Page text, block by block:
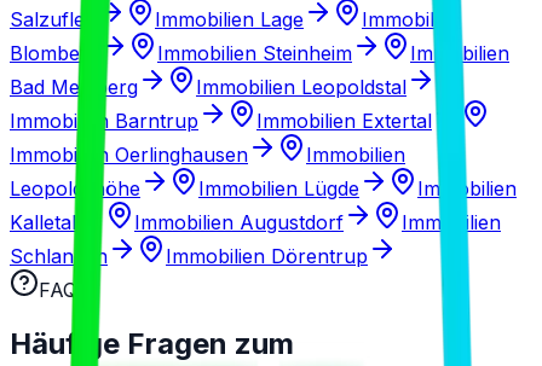
Salzuflen
Immobilien Lage
Immobilien
Blomberg
Immobilien Steinheim
Immobilien
Bad Meinberg
Immobilien Leopoldstal
Immobilien Barntrup Immobilien Extertal
Immobilien Oerlinghausen
Immobilien
Leopoldshöhe
Immobilien Lügde
Immobilien
Kalletal
Immobilien Augustdorf
Immobilien
Schlangen
Immobilien Dörentrup
FAQ
Häufige Fragen zum